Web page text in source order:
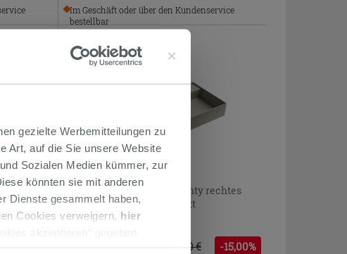
gezielte Werbemitteilungen zu
Art, auf die Sie unsere Website
Sozialen Medien kümmer, zur
könnten sie mit anderen
Dienste gesammelt haben,
Cookies verweigern, hier
akzeptieren“ gegeben
Im Geschäft oder über den Kundenservice
bestellbar
cm
PROMO
Waschbecken Unitop Twenty rechtes
Becken 81x46 cm Sand matt
442,90 € -15,00%